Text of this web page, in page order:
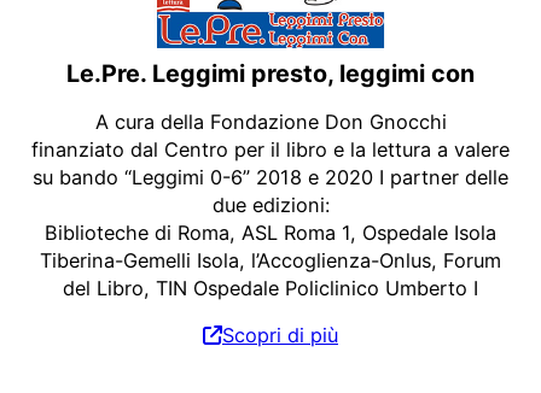
Le.Pre. Leggimi presto, leggimi con
A cura della Fondazione Don Gnocchi
finanziato dal Centro per il libro e la lettura a valere
su bando “Leggimi 0-6” 2018 e 2020 I partner delle
due edizioni:
Biblioteche di Roma, ASL Roma 1, Ospedale Isola
Tiberina-Gemelli Isola, l’Accoglienza-Onlus, Forum
del Libro, TIN Ospedale Policlinico Umberto I
Scopri di più